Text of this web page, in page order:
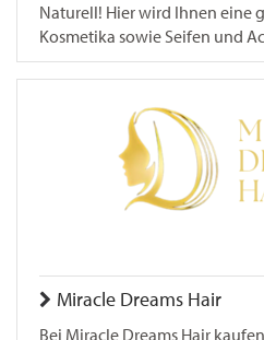
Naturell! Hier wird Ihnen eine
Kosmetika sowie Seifen und
Miracle Dreams Hair
Bei Miracle Dreams Hair